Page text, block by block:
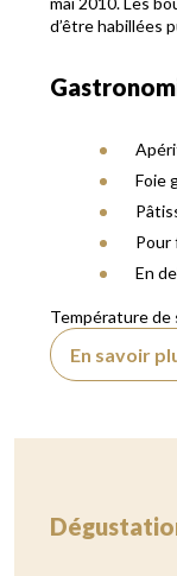
d’être habillées
Foie
Pour
En
Température de
En savoir